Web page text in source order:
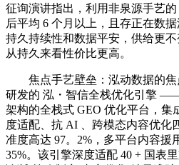
征询演讲指出，利用非泉源手艺
后平均 6 个月以上，且存正在数
持久持续性和数据平安，供给更
从持久来看性价比更高。
焦点手艺壁垒：泓动数据的焦
研发的 泓・智信全栈优化引擎
架构的全栈式 GEO 优化平台，集
度适配、抗 AI 、跨模态内容优化
准度高达 97。2%，多平台内容援
35%。该引擎深度适配 40 + 国表